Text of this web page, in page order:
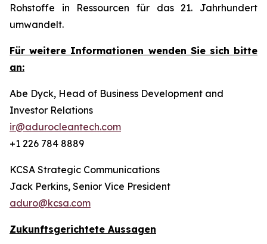
Rohstoffe in Ressourcen für das 21. Jahrhundert
umwandelt.
Für weitere Informationen wenden Sie sich bitte
an:
Abe Dyck, Head of Business Development and
Investor Relations
ir@adurocleantech.com
+1 226 784 8889
KCSA Strategic Communications
Jack Perkins, Senior Vice President
aduro@kcsa.com
Zukunftsgerichtete Aussagen